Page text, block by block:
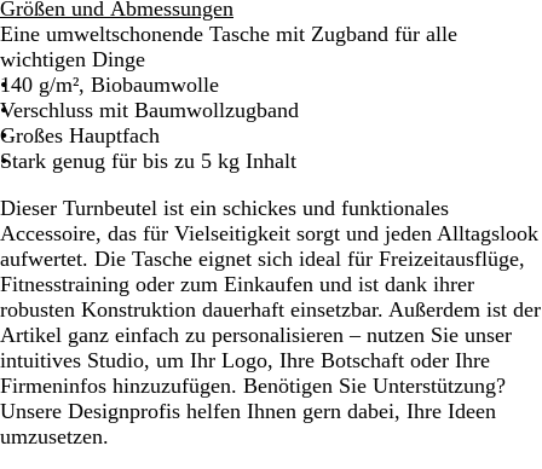
e
i
ß
0
0
0
0
0
0
Größen und Abmessungen
Eine umweltschonende Tasche mit Zugband für alle
wichtigen Dinge
140 g/m², Biobaumwolle
Verschluss mit Baumwollzugband
Großes Hauptfach
Stark genug für bis zu 5 kg Inhalt
Dieser Turnbeutel ist ein schickes und funktionales
Accessoire, das für Vielseitigkeit sorgt und jeden Alltagslook
aufwertet. Die Tasche eignet sich ideal für Freizeitausflüge,
Fitnesstraining oder zum Einkaufen und ist dank ihrer
robusten Konstruktion dauerhaft einsetzbar. Außerdem ist der
Artikel ganz einfach zu personalisieren – nutzen Sie unser
intuitives Studio, um Ihr Logo, Ihre Botschaft oder Ihre
Firmeninfos hinzuzufügen. Benötigen Sie Unterstützung?
Unsere Designprofis helfen Ihnen gern dabei, Ihre Ideen
umzusetzen.